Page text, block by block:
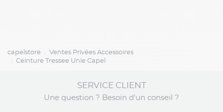
capelstore
Ventes Privées Accessoires
Ceinture Tressee Unie Capel
SERVICE CLIENT
Une question ? Besoin d'un conseil ?